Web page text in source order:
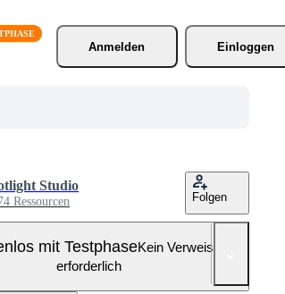
Anmelden
Einloggen
Studio
Ressourcen Folgen
mit TestphaseKein Verweis
erforderlich